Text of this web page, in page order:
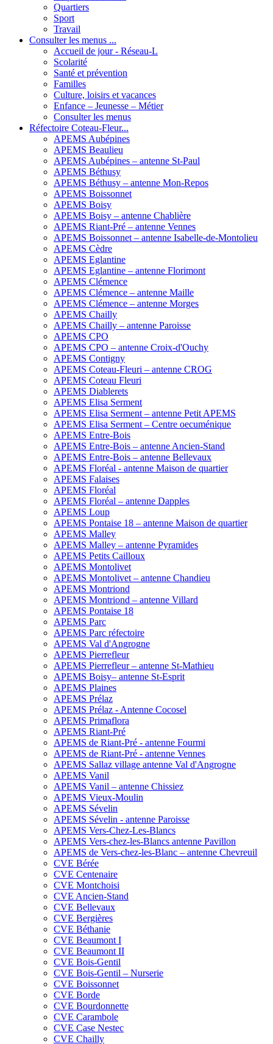
Quartiers
Sport
Travail
Consulter les menus ...
Accueil de jour - Réseau-L
Scolarité
Santé et prévention
Familles
Culture, loisirs et vacances
Enfance – Jeunesse – Métier
Consulter les menus
Réfectoire Coteau-Fleur...
APEMS Aubépines
APEMS Beaulieu
APEMS Aubépines – antenne St-Paul
APEMS Béthusy
APEMS Béthusy – antenne Mon-Repos
APEMS Boissonnet
APEMS Boisy
APEMS Boisy – antenne Chablière
APEMS Riant-Pré – antenne Vennes
APEMS Boissonnet – antenne Isabelle-de-Montolieu
APEMS Cèdre
APEMS Eglantine
APEMS Eglantine – antenne Florimont
APEMS Clémence
APEMS Clémence – antenne Maille
APEMS Clémence – antenne Morges
APEMS Chailly
APEMS Chailly – antenne Paroisse
APEMS CPO
APEMS CPO – antenne Croix-d'Ouchy
APEMS Contigny
APEMS Coteau-Fleuri – antenne CROG
APEMS Coteau Fleuri
APEMS Diablerets
APEMS Elisa Serment
APEMS Elisa Serment – antenne Petit APEMS
APEMS Elisa Serment – Centre oecuménique
APEMS Entre-Bois
APEMS Entre-Bois – antenne Ancien-Stand
APEMS Entre-Bois – antenne Bellevaux
APEMS Floréal - antenne Maison de quartier
APEMS Falaises
APEMS Floréal
APEMS Floréal – antenne Dapples
APEMS Loup
APEMS Pontaise 18 – antenne Maison de quartier
APEMS Malley
APEMS Malley – antenne Pyramides
APEMS Petits Cailloux
APEMS Montolivet
APEMS Montolivet – antenne Chandieu
APEMS Montriond
APEMS Montriond – antenne Villard
APEMS Pontaise 18
APEMS Parc
APEMS Parc réfectoire
APEMS Val d'Angrogne
APEMS Pierrefleur
APEMS Pierrefleur – antenne St-Mathieu
APEMS Boisy– antenne St-Esprit
APEMS Plaines
APEMS Prélaz
APEMS Prélaz - Antenne Cocosel
APEMS Primaflora
APEMS Riant-Pré
APEMS de Riant-Pré - antenne Fourmi
APEMS de Riant-Pré - antenne Vennes
APEMS Sallaz village antenne Val d'Angrogne
APEMS Vanil
APEMS Vanil – antenne Chissiez
APEMS Vieux-Moulin
APEMS Sévelin
APEMS Sévelin - antenne Paroisse
APEMS Vers-Chez-Les-Blancs
APEMS Vers-chez-les-Blancs antenne Pavillon
APEMS de Vers-chez-les-Blanc – antenne Chevreuil
CVE Bérée
CVE Centenaire
CVE Montchoisi
CVE Ancien-Stand
CVE Bellevaux
CVE Bergières
CVE Béthanie
CVE Beaumont I
CVE Beaumont II
CVE Bois-Gentil
CVE Bois-Gentil – Nurserie
CVE Boissonnet
CVE Borde
CVE Bourdonnette
CVE Carambole
CVE Case Nestec
CVE Chailly